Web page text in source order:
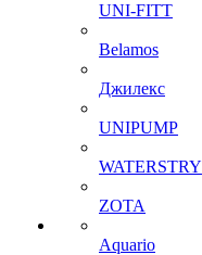
UNI-FITT
Belamos
Джилекс
UNIPUMP
WATERSTRY
ZOTA
Aquario